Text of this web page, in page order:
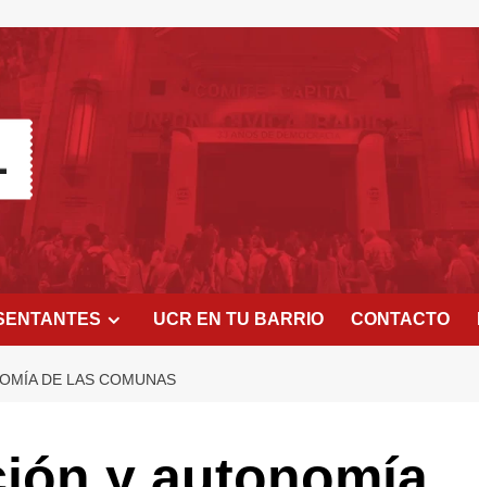
UCR EN TU BARRIO CONTACTO
DE LAS COMUNAS